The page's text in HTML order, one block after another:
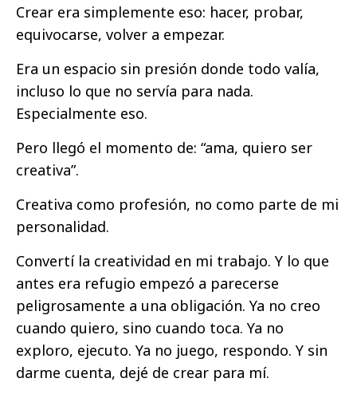
Crear era simplemente eso: hacer, probar,
equivocarse, volver a empezar.
Era un espacio sin presión donde todo valía,
incluso lo que no servía para nada.
Especialmente eso.
Pero llegó el momento de: “ama, quiero ser
creativa”.
Creativa como profesión, no como parte de mi
personalidad.
Convertí la creatividad en mi trabajo. Y lo que
antes era refugio empezó a parecerse
peligrosamente a una obligación. Ya no creo
cuando quiero, sino cuando toca. Ya no
exploro, ejecuto. Ya no juego, respondo. Y sin
darme cuenta, dejé de crear para mí.